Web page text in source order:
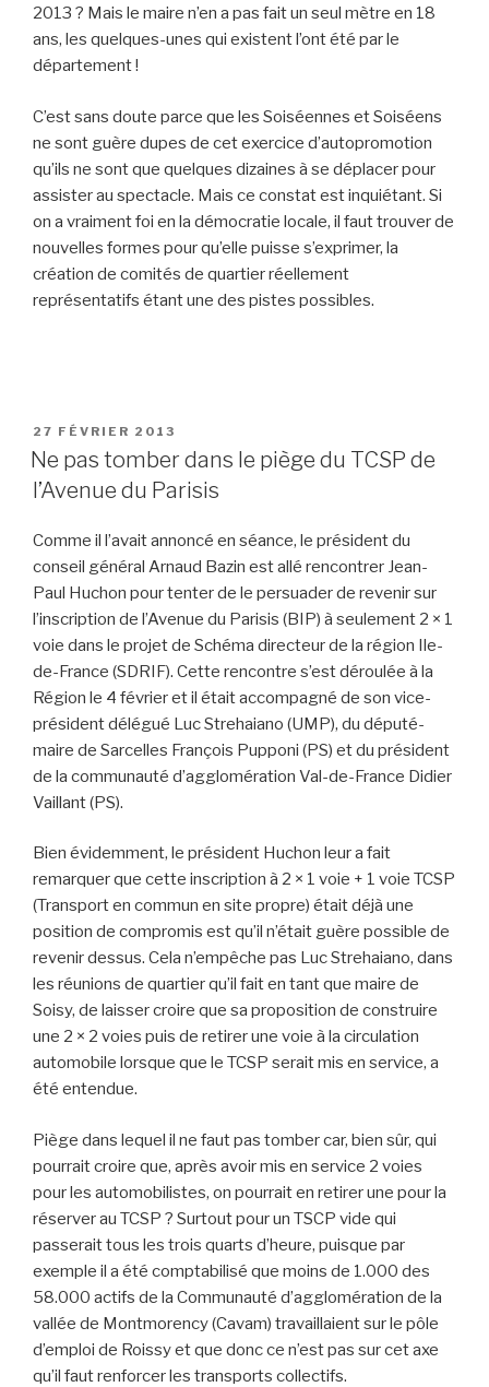
2013 ? Mais le maire n’en a pas fait un seul mètre en 18
ans, les quelques-unes qui existent l’ont été par le
département !
C’est sans doute parce que les Soiséennes et Soiséens
ne sont guère dupes de cet exercice d’autopromotion
qu’ils ne sont que quelques dizaines à se déplacer pour
assister au spectacle. Mais ce constat est inquiétant. Si
on a vraiment foi en la démocratie locale, il faut trouver de
nouvelles formes pour qu’elle puisse s’exprimer, la
création de comités de quartier réellement
représentatifs étant une des pistes possibles.
PUBLIÉ
LE
27 FÉVRIER 2013
Ne pas tomber dans le piège du TCSP de
l’Avenue du Parisis
Comme il l’avait annoncé en séance, le président du
conseil général Arnaud Bazin est allé rencontrer Jean-
Paul Huchon pour tenter de le persuader de revenir sur
l’inscription de l’Avenue du Parisis (BIP) à seulement 2 × 1
voie dans le projet de Schéma directeur de la région Ile-
de-France (SDRIF). Cette rencontre s’est déroulée à la
Région le 4 février et il était accompagné de son vice-
président délégué Luc Strehaiano (UMP), du député-
maire de Sarcelles François Pupponi (PS) et du président
de la communauté d’agglomération Val-de-France Didier
Vaillant (PS).
Bien évidemment, le président Huchon leur a fait
remarquer que cette inscription à 2 × 1 voie + 1 voie TCSP
(Transport en commun en site propre) était déjà une
position de compromis est qu’il n’était guère possible de
revenir dessus. Cela n’empêche pas Luc Strehaiano, dans
les réunions de quartier qu’il fait en tant que maire de
Soisy, de laisser croire que sa proposition de construire
une 2 × 2 voies puis de retirer une voie à la circulation
automobile lorsque que le TCSP serait mis en service, a
été entendue.
Piège dans lequel il ne faut pas tomber car, bien sûr, qui
pourrait croire que, après avoir mis en service 2 voies
pour les automobilistes, on pourrait en retirer une pour la
réserver au TCSP ? Surtout pour un TSCP vide qui
passerait tous les trois quarts d’heure, puisque par
exemple il a été comptabilisé que moins de 1.000 des
58.000 actifs de la Communauté d’agglomération de la
vallée de Montmorency (Cavam) travaillaient sur le pôle
d’emploi de Roissy et que donc ce n’est pas sur cet axe
qu’il faut renforcer les transports collectifs.